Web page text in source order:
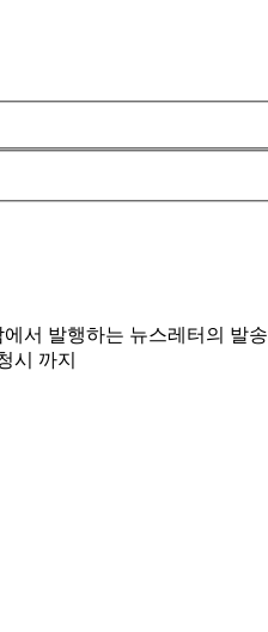
서 발행하는 뉴스레터의 발송
시 까지